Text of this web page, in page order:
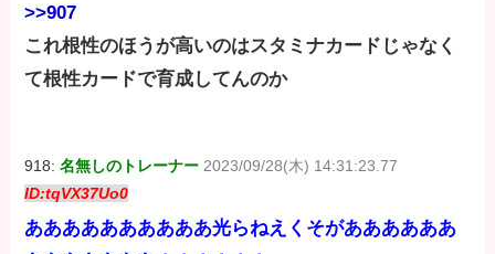
>>907
これ根性のほうが高いのはスタミナカードじゃなく
て根性カードで育成してんのか
918:名無しのトレーナー 2023/09/28(木) 14:31:23.77
ID:tqVX37Uo0
ああああああああああ光らねえくそがああああああ